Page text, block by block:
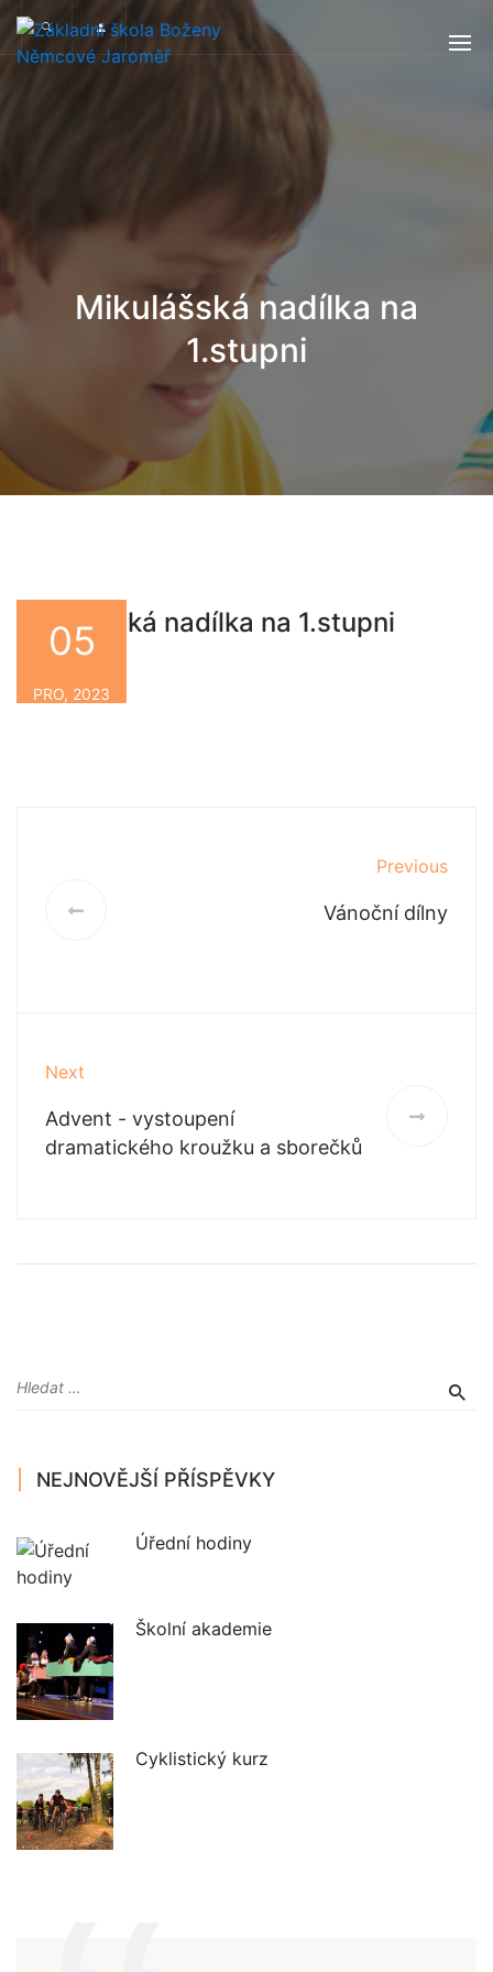
Mikulášská nadílka na
1.stupni
Mikulášská nadílka na 1.stupni
05
PRO, 2023
Previous
Vánoční dílny
Next
Advent - vystoupení
dramatického kroužku a sborečků
NEJNOVĚJŠÍ PŘÍSPĚVKY
Úřední hodiny
Školní akademie
Cyklistický kurz